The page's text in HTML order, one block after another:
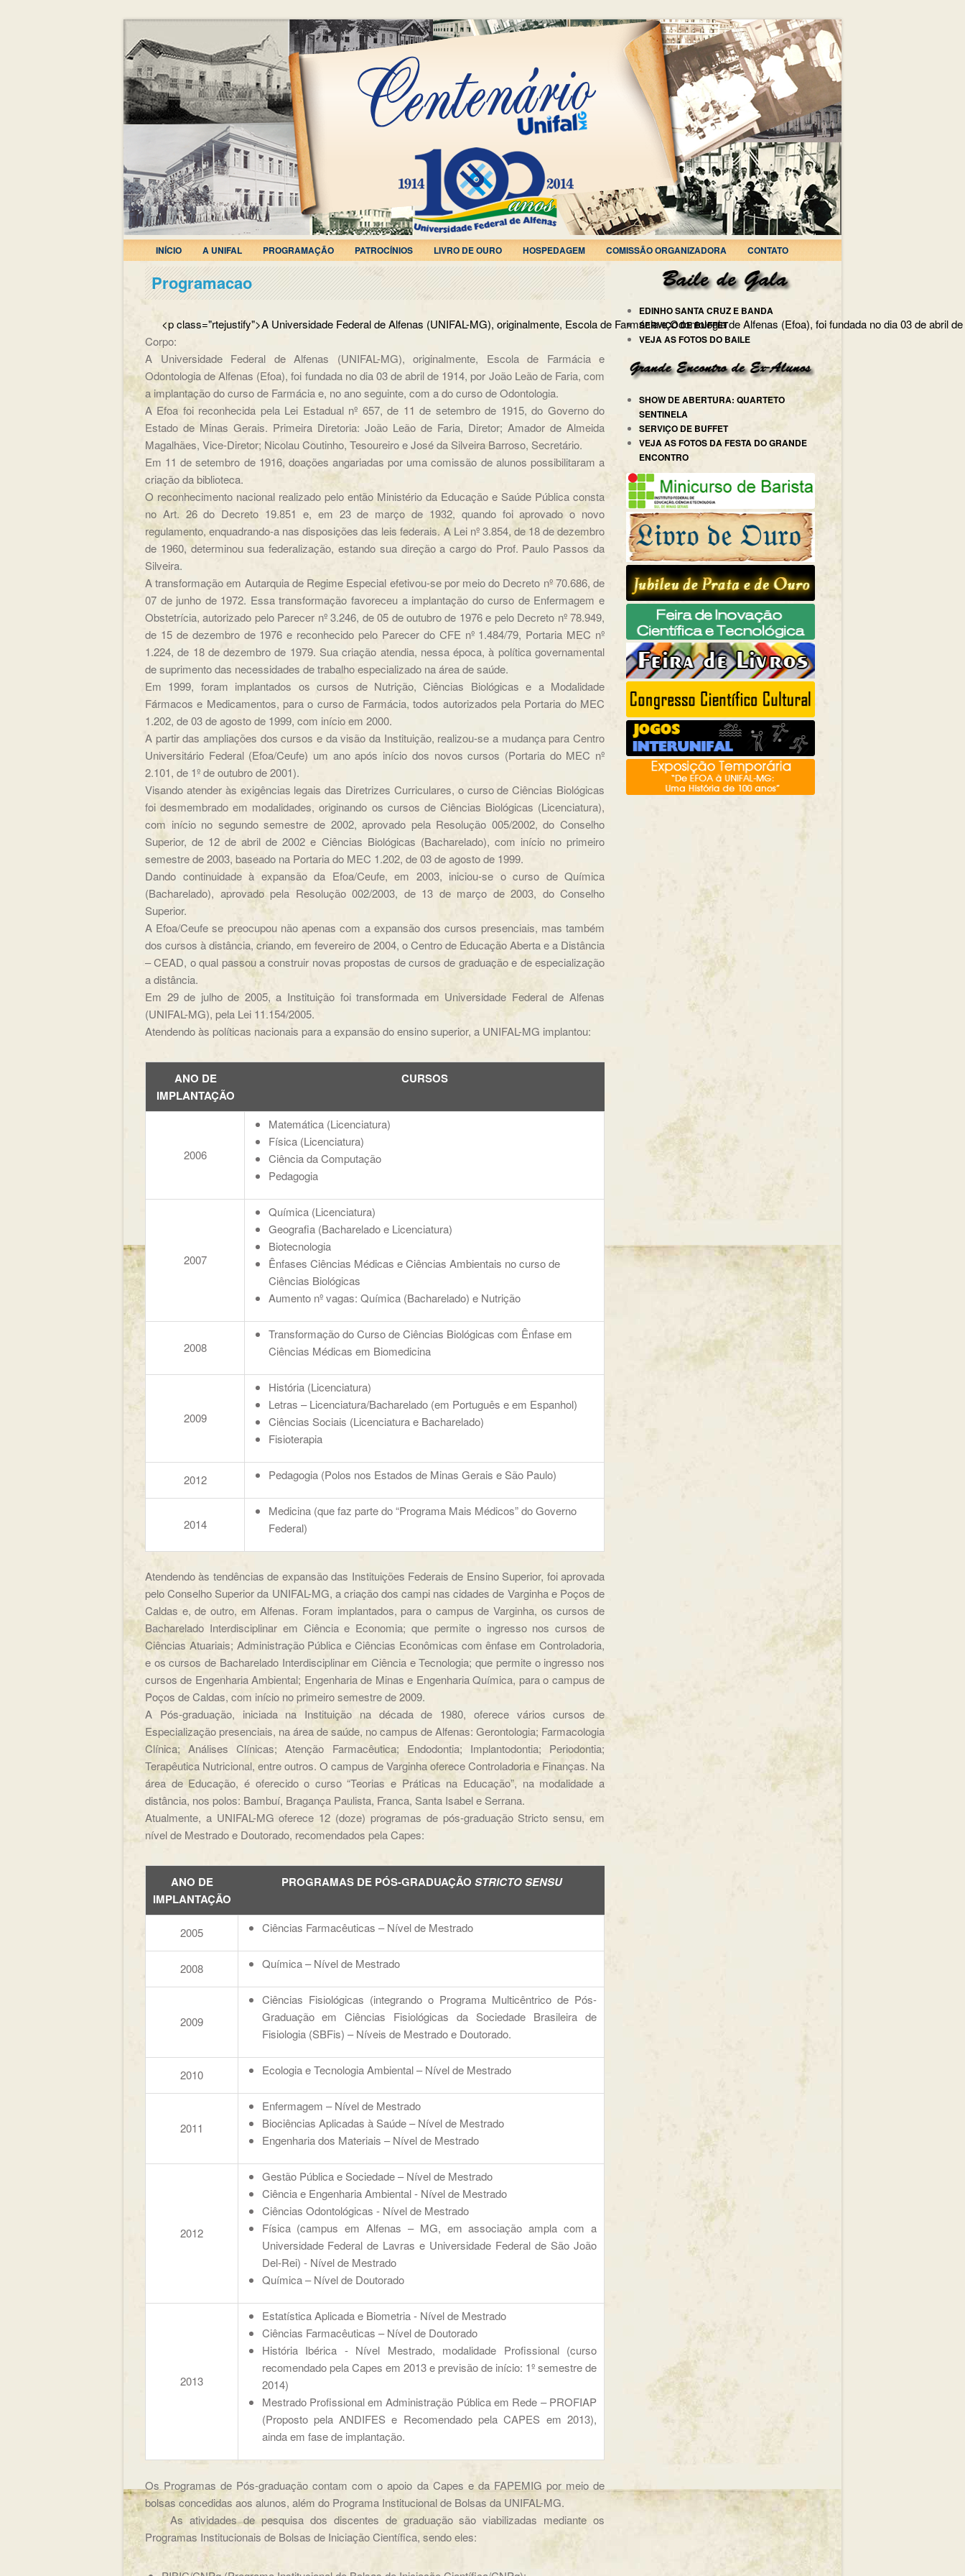
INÍCIO A UNIFAL PROGRAMAÇÃO PATROCÍNIOS LIVRO DE OURO HOSPEDAGEM COMISSÃO ORGANIZADORA CONTATO
Programacao
<p class="rtejustify">A Universidade Federal de Alfenas (UNIFAL-MG), originalmente, Escola de Farmácia e Odontologia de Alfenas
Corpo:
A Universidade Federal de Alfenas (UNIFAL-MG), originalmente, Escola de Farmácia e
Odontologia de Alfenas (Efoa), foi fundada no dia 03 de abril de 1914, por João Leão de Faria, com
a implantação do curso de Farmácia e, no ano seguinte, com a do curso de Odontologia.
A Efoa foi reconhecida pela Lei Estadual nº 657, de 11 de setembro de 1915, do Governo do
Estado de Minas Gerais. Primeira Diretoria: João Leão de Faria, Diretor; Amador de Almeida
Magalhães, Vice-Diretor; Nicolau Coutinho, Tesoureiro e José da Silveira Barroso, Secretário.
Em 11 de setembro de 1916, doações angariadas por uma comissão de alunos possibilitaram a
criação da biblioteca.
O reconhecimento nacional realizado pelo então Ministério da Educação e Saúde Pública consta
no Art. 26 do Decreto 19.851 e, em 23 de março de 1932, quando foi aprovado o novo
regulamento, enquadrando-a nas disposições das leis federais. A Lei nº 3.854, de 18 de dezembro
de 1960, determinou sua federalização, estando sua direção a cargo do Prof. Paulo Passos da
Silveira.
A transformação em Autarquia de Regime Especial efetivou-se por meio do Decreto nº 70.686, de
07 de junho de 1972. Essa transformação favoreceu a implantação do curso de Enfermagem e
Obstetrícia, autorizado pelo Parecer nº 3.246, de 05 de outubro de 1976 e pelo Decreto nº 78.949,
de 15 de dezembro de 1976 e reconhecido pelo Parecer do CFE nº 1.484/79, Portaria MEC nº
1.224, de 18 de dezembro de 1979. Sua criação atendia, nessa época, à política governamental
de suprimento das necessidades de trabalho especializado na área de saúde.
Em 1999, foram implantados os cursos de Nutrição, Ciências Biológicas e a Modalidade
Fármacos e Medicamentos, para o curso de Farmácia, todos autorizados pela Portaria do MEC
1.202, de 03 de agosto de 1999, com início em 2000.
A partir das ampliações dos cursos e da visão da Instituição, realizou-se a mudança para Centro
Universitário Federal (Efoa/Ceufe) um ano após início dos novos cursos (Portaria do MEC nº
2.101, de 1º de outubro de 2001).
Visando atender às exigências legais das Diretrizes Curriculares, o curso de Ciências Biológicas
foi desmembrado em modalidades, originando os cursos de Ciências Biológicas (Licenciatura),
com início no segundo semestre de 2002, aprovado pela Resolução 005/2002, do Conselho
Superior, de 12 de abril de 2002 e Ciências Biológicas (Bacharelado), com início no primeiro
semestre de 2003, baseado na Portaria do MEC 1.202, de 03 de agosto de 1999.
Dando continuidade à expansão da Efoa/Ceufe, em 2003, iniciou-se o curso de Química
(Bacharelado), aprovado pela Resolução 002/2003, de 13 de março de 2003, do Conselho
Superior.
A Efoa/Ceufe se preocupou não apenas com a expansão dos cursos presenciais, mas também
dos cursos à distância, criando, em fevereiro de 2004, o Centro de Educação Aberta e a Distância
– CEAD, o qual passou a construir novas propostas de cursos de graduação e de especialização
a distância.
Em 29 de julho de 2005, a Instituição foi transformada em Universidade Federal de Alfenas
(UNIFAL-MG), pela Lei 11.154/2005.
Atendendo às políticas nacionais para a expansão do ensino superior, a UNIFAL-MG implantou:
ANO DE
IMPLANTAÇÃO
CURSOS
2006
Matemática (Licenciatura)
Física (Licenciatura)
Ciência da Computação
Pedagogia
2007
Química (Licenciatura)
Geografia (Bacharelado e Licenciatura)
Biotecnologia
Ênfases Ciências Médicas e Ciências Ambientais no curso de
Ciências Biológicas
Aumento nº vagas: Química (Bacharelado) e Nutrição
2008
Transformação do Curso de Ciências Biológicas com Ênfase em
Ciências Médicas em Biomedicina
2009
História (Licenciatura)
Letras – Licenciatura/Bacharelado (em Português e em Espanhol)
Ciências Sociais (Licenciatura e Bacharelado)
Fisioterapia
2012 Pedagogia (Polos nos Estados de Minas Gerais e São Paulo)
2014
Medicina (que faz parte do “Programa Mais Médicos” do Governo
Federal)
Atendendo às tendências de expansão das Instituições Federais de Ensino Superior, foi aprovada
pelo Conselho Superior da UNIFAL-MG, a criação dos campi nas cidades de Varginha e Poços de
Caldas e, de outro, em Alfenas. Foram implantados, para o campus de Varginha, os cursos de
Bacharelado Interdisciplinar em Ciência e Economia; que permite o ingresso nos cursos de
Ciências Atuariais; Administração Pública e Ciências Econômicas com ênfase em Controladoria,
e os cursos de Bacharelado Interdisciplinar em Ciência e Tecnologia; que permite o ingresso nos
cursos de Engenharia Ambiental; Engenharia de Minas e Engenharia Química, para o campus de
Poços de Caldas, com início no primeiro semestre de 2009.
A Pós-graduação, iniciada na Instituição na década de 1980, oferece vários cursos de
Especialização presenciais, na área de saúde, no campus de Alfenas: Gerontologia; Farmacologia
Clínica; Análises Clínicas; Atenção Farmacêutica; Endodontia; Implantodontia; Periodontia;
Terapêutica Nutricional, entre outros. O campus de Varginha oferece Controladoria e Finanças. Na
área de Educação, é oferecido o curso “Teorias e Práticas na Educação”, na modalidade a
distância, nos polos: Bambuí, Bragança Paulista, Franca, Santa Isabel e Serrana.
Atualmente, a UNIFAL-MG oferece 12 (doze) programas de pós-graduação Stricto sensu, em
nível de Mestrado e Doutorado, recomendados pela Capes:
ANO DE
IMPLANTAÇÃO
PROGRAMAS DE PÓS-GRADUAÇÃO STRICTO SENSU
2005 Ciências Farmacêuticas – Nível de Mestrado
2008 Química – Nível de Mestrado
2009
Ciências Fisiológicas (integrando o Programa Multicêntrico de Pós-
Graduação em Ciências Fisiológicas da Sociedade Brasileira de
Fisiologia (SBFis) – Níveis de Mestrado e Doutorado.
2010 Ecologia e Tecnologia Ambiental – Nível de Mestrado
2011
Enfermagem – Nível de Mestrado
Biociências Aplicadas à Saúde – Nível de Mestrado
Engenharia dos Materiais – Nível de Mestrado
2012
Gestão Pública e Sociedade – Nível de Mestrado
Ciência e Engenharia Ambiental - Nível de Mestrado
Ciências Odontológicas - Nível de Mestrado
Física (campus em Alfenas – MG, em associação ampla com a
Universidade Federal de Lavras e Universidade Federal de São João
Del-Rei) - Nível de Mestrado
Química – Nível de Doutorado
2013
Estatística Aplicada e Biometria - Nível de Mestrado
Ciências Farmacêuticas – Nível de Doutorado
História Ibérica - Nível Mestrado, modalidade Profissional (curso
recomendado pela Capes em 2013 e previsão de início: 1º semestre de
2014)
Mestrado Profissional em Administração Pública em Rede – PROFIAP
(Proposto pela ANDIFES e Recomendado pela CAPES em 2013),
ainda em fase de implantação.
Os Programas de Pós-graduação contam com o apoio da Capes e da FAPEMIG por meio de
bolsas concedidas aos alunos, além do Programa Institucional de Bolsas da UNIFAL-MG.
As atividades de pesquisa dos discentes de graduação são viabilizadas mediante os
Programas Institucionais de Bolsas de Iniciação Científica, sendo eles:
EDINHO SANTA CRUZ E BANDA
SERVIÇO DE BUFFET
VEJA AS FOTOS DO BAILE
SHOW DE ABERTURA: QUARTETO
SENTINELA
SERVIÇO DE BUFFET
VEJA AS FOTOS DA FESTA DO GRANDE
ENCONTRO